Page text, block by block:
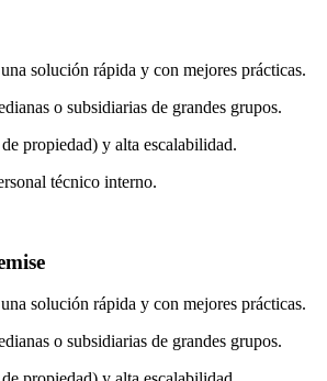
solución rápida y con mejores prácticas.
o subsidiarias de grandes grupos.
propiedad) y alta escalabilidad.
técnico interno.
solución rápida y con mejores prácticas.
o subsidiarias de grandes grupos.